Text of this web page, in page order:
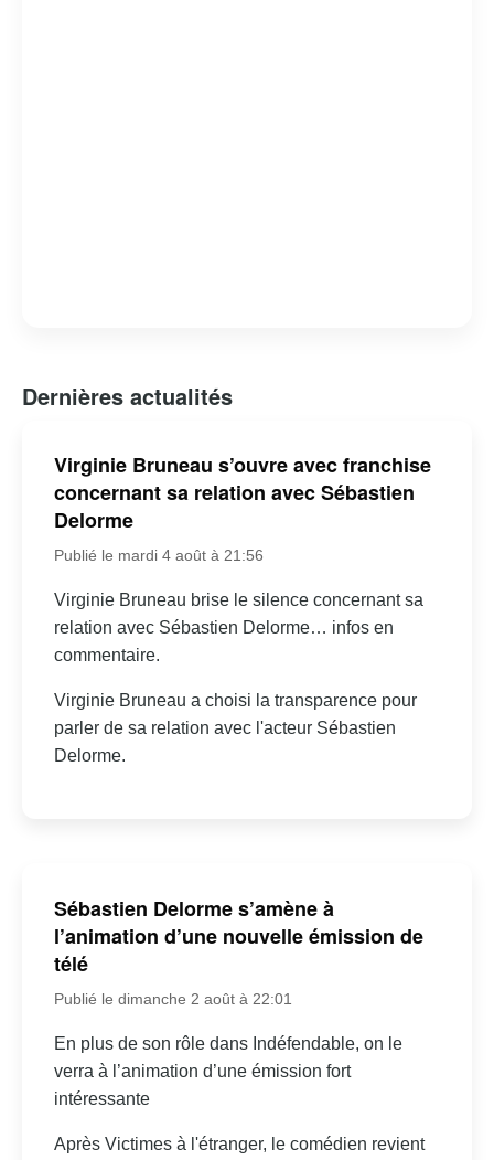
Dernières actualités
Virginie Bruneau s’ouvre avec franchise
concernant sa relation avec Sébastien
Delorme
Publié le mardi 4 août à 21:56
Virginie Bruneau brise le silence concernant sa
relation avec Sébastien Delorme… infos en
commentaire.
Virginie Bruneau a choisi la transparence pour
parler de sa relation avec l'acteur Sébastien
Delorme.
Sébastien Delorme s’amène à
l’animation d’une nouvelle émission de
télé
Publié le dimanche 2 août à 22:01
En plus de son rôle dans Indéfendable, on le
verra à l’animation d’une émission fort
intéressante
Après Victimes à l'étranger, le comédien revient